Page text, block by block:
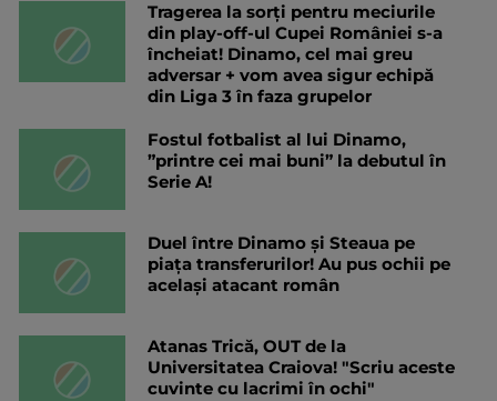
Tragerea la sorți pentru meciurile
din play-off-ul Cupei României s-a
încheiat! Dinamo, cel mai greu
adversar + vom avea sigur echipă
din Liga 3 în faza grupelor
Fostul fotbalist al lui Dinamo,
”printre cei mai buni” la debutul în
Serie A!
Duel între Dinamo și Steaua pe
piața transferurilor! Au pus ochii pe
același atacant român
Atanas Trică, OUT de la
Universitatea Craiova! "Scriu aceste
cuvinte cu lacrimi în ochi"